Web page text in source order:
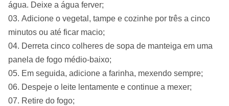
água. Deixe a água ferver;
Adicione o vegetal, tampe e cozinhe por três a cinco
minutos ou até ficar macio;
Derreta cinco colheres de sopa de manteiga em uma
panela de fogo médio-baixo;
Em seguida, adicione a farinha, mexendo sempre;
Despeje o leite lentamente e continue a mexer;
Retire do fogo;